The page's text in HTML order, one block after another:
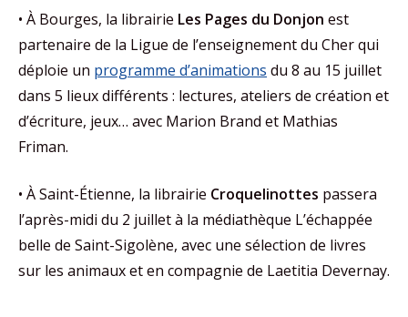
• À Bourges, la librairie Les Pages du Donjon est
partenaire de la Ligue de l’enseignement du Cher qui
déploie un programme d’animations du 8 au 15 juillet
dans 5 lieux différents : lectures, ateliers de création et
d’écriture, jeux… avec Marion Brand et Mathias
Friman.
• À Saint-Étienne, la librairie Croquelinottes passera
l’après-midi du 2 juillet à la médiathèque L’échappée
belle de Saint-Sigolène, avec une sélection de livres
sur les animaux et en compagnie de Laetitia Devernay.